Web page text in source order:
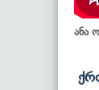
ანა